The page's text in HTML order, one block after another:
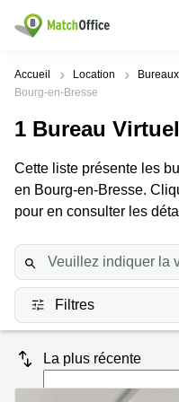
Rechercher / publier
Pages
de
Bureau
Centre
Coworking
Salles
de
réunion
Bureau
virtuel
Villes
Populaires
Paris
Bordeaux
Nantes
Toulouse
Nice
Recherches
populaires
Centres
d'affaires
Lille
Coworking
Paris
Lyon
Coworking
Aide
Qui sommes-nous?
Publier un local
Prix
Connexion
Accueil Location
Bourg-en-Bresse
1 Bureau Virtuel
Cette liste présente les
en Bourg-en-Bresse.
pour en consulter les
Filtres
La plus récente